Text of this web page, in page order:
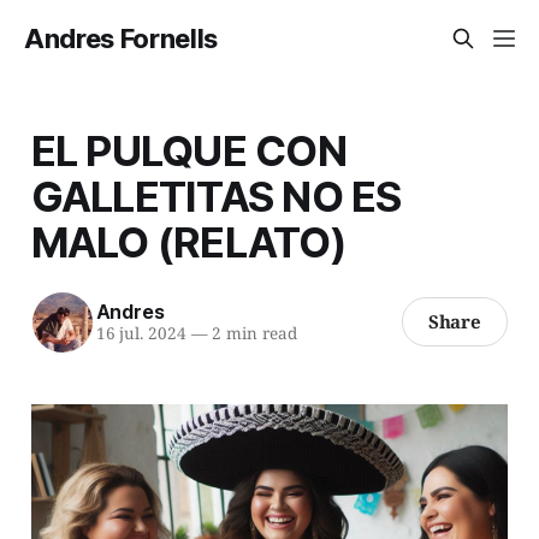
Andres Fornells
EL PULQUE CON
GALLETITAS NO ES
MALO (RELATO)
Andres
16 jul. 2024 —2 min read Share